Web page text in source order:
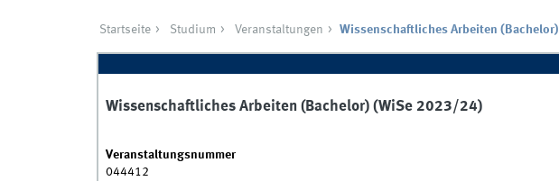
Startseite Studium Veranstaltungen Wissenschaftliches Arbeiten (Bachelor)
Wissenschaftliches Arbeiten (Bachelor) (WiSe 2023/24)
Veranstaltungsnummer
044412